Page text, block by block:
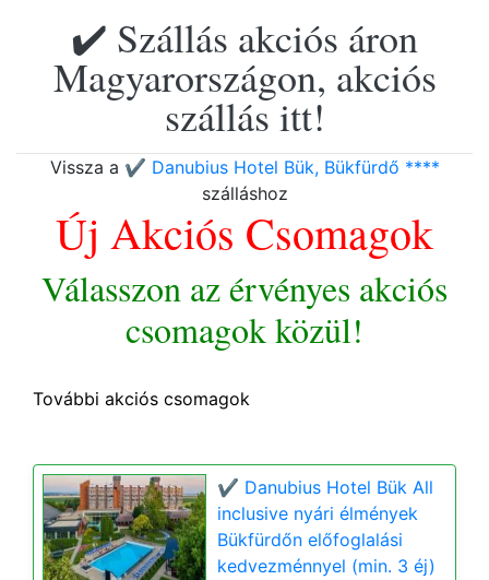
✔️ Szállás akciós áron
Magyarországon, akciós
szállás itt!
Vissza a ✔️ Danubius Hotel Bük, Bükfürdő ****
szálláshoz
Új Akciós Csomagok
Válasszon az érvényes akciós
csomagok közül!
További akciós csomagok
✔️ Danubius Hotel Bük All
inclusive nyári élmények
Bükfürdőn előfoglalási
kedvezménnyel (min. 3 éj)